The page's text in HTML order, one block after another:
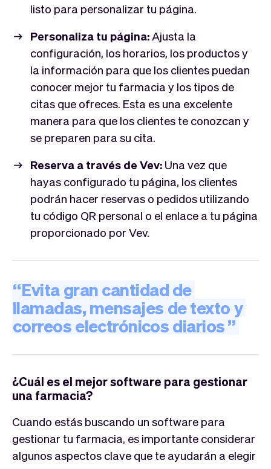
listo para personalizar tu página.
Personaliza tu página:Ajusta la
configuración, los horarios, los productos y
la información para que los clientes puedan
conocer mejor tu farmacia y los tipos de
citas que ofreces. Esta es una excelente
manera para que los clientes te conozcan y
se preparen para su cita.
Reserva a través de Vev: Una vez que
hayas configurado tu página, los clientes
podrán hacer reservas o pedidos utilizando
tu código QR personal o el enlace a tu página
proporcionado por Vev.
“Evita grancantidadde
llamadas,mensajes detextoy
correoselectrónicosdiarios”
¿Cuál es el mejor software para gestionar
una farmacia?
Cuando estás buscando un software para
gestionar tu farmacia, es importante considerar
algunos aspectos clave que te ayudarán a elegir